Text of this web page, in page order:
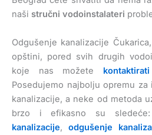
naši stručni vodoinstalateri
Odgušenje kanalizacije
opštini, pored svih drugih
koje nas možete
Posedujemo najbolju opremu
kanalizacije, a neke od metoda
brzo i efikasno su
kanalizacije, odgušenje